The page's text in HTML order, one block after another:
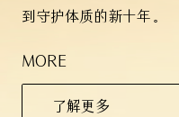
到守护体质的新十年。
MORE
了解更多